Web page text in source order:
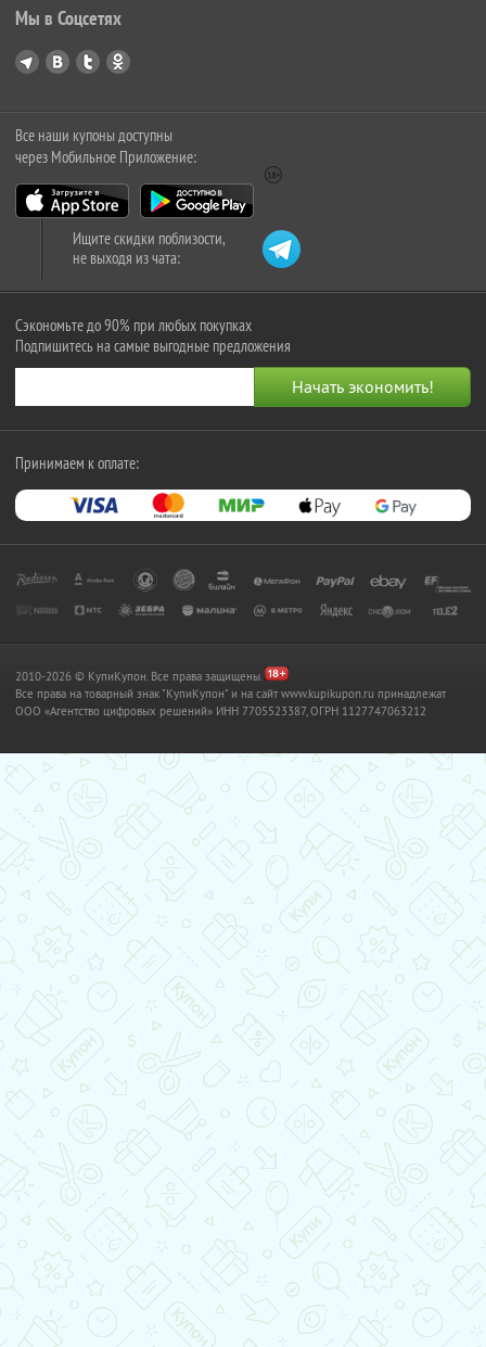
Мы в Соцсетях
Все наши купоны доступны
через Мобильное Приложение:
Ищите скидки поблизости,
не выходя из чата:
Сэкономьте до 90% при любых покупках
Подпишитесь на самые выгодные предложения
Принимаем к оплате:
2010-2026 © КупиКупон. Все права защищены.
Все права на товарный знак "КупиКупон" и на сайт www.kupikupon.ru принадлежат
OOO «Агентство цифровых решений» ИНН 7705523387, ОГРН 1127747063212